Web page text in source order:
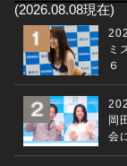
(2026.08.08現在)
ミ
６
岡
会